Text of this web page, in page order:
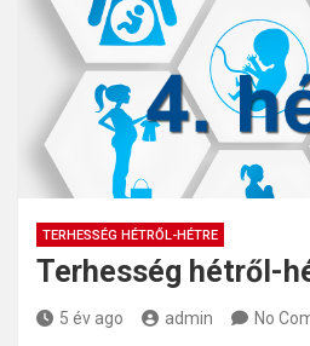
TERHESSÉG HÉTRŐL-HÉTRE
Terhesség hétről-
5 év ago admin No